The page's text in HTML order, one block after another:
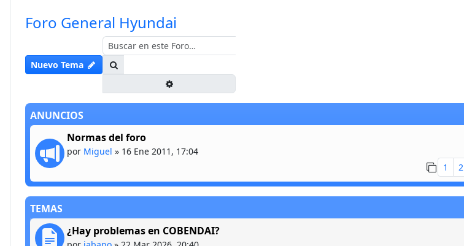
Foro General Hyundai
Nuevo Tema
ANUNCIOS
Normas del foro
por Miguel » 16 Ene 2011, 17:04
1
2
TEMAS
¿Hay problemas en COBENDAI?